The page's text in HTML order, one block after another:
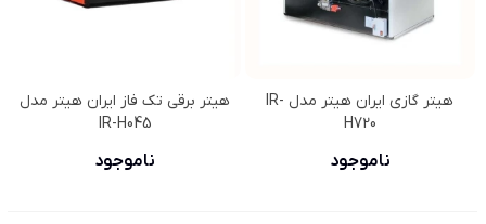
هیتر گازی ایران هیتر مدل IR-
H720
ناموجود
هیتر برقی تک فاز ایران هیتر مدل
IR-H045
ناموجود